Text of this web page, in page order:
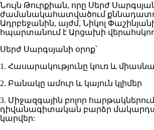
Նույն Թուրքիան, որը Սերժ
ժամանակահատվածում
Ադրբեջանին, այժմ, Նիկոլ
հպարտանում է Արցախի
Սերժ Սարգսյանի օրոք՝
1. Հասարակությունը կուռ և
2. Բանակը ամուր և կայուն կլիմեր
3. Միջազգային բոլոր հարթակներում
դիվանագիտական բարձր
կարվեր: